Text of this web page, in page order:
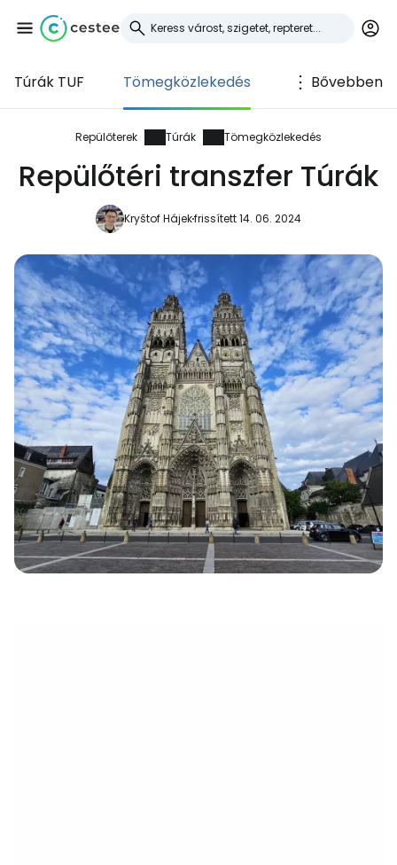
Túrák TUF Tömegközlekedés Bővebben
Repülőterek Túrák Tömegközlekedés
Repülőtéri transzfer Túrák
Kryštof Hájekfrissített 14. 06. 2024
Bejelentkezés a
Cestee-be
... az utazási közösség világszerte
Folytatás a Facebookkal
Folytassa e-mailben